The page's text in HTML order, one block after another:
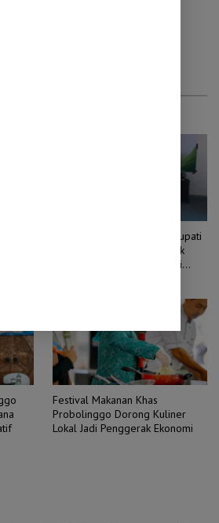
di
Hari Anak Nasional 2026, Bupati
Probolinggo Minta Anak Tak
Takut Bermimpi dan Hindari
Festival Makanan Khas
Probolinggo Dorong Kuliner
Lokal Jadi Penggerak Ekonomi